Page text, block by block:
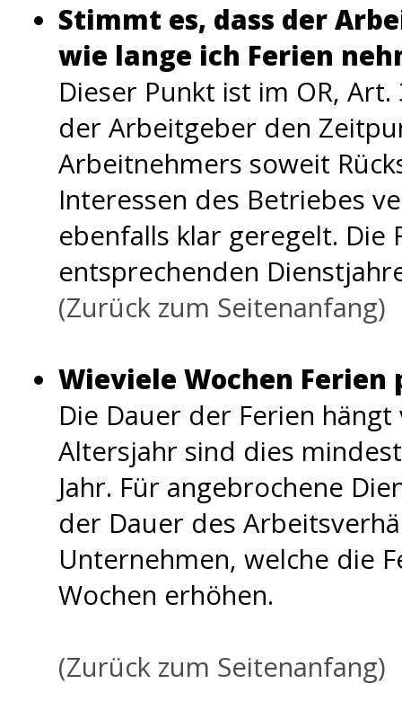
Stimmt es, dass der
wie lange ich Ferien
Dieser Punkt ist im OR,
der Arbeitgeber den
Arbeitnehmers soweit
Interessen des Betriebes
ebenfalls klar geregelt. Die
entsprechenden
(Zurück zum Seitenanfang)
Wieviele Wochen Ferien
Die Dauer der Ferien
Altersjahr sind dies
Jahr. Für angebrochene
der Dauer des
Unternehmen, welche die
Wochen erhöhen.
(Zurück zum Seitenanfang)